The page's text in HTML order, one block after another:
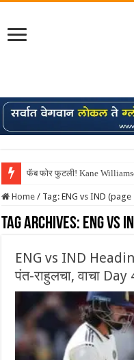
फॅब फोर फुटली! Kane
Shreyas Iyer कॅप्टन झाला! टी20
Home / Tag:ENG vs IND (page
Tag Archives: ENG vs
ENG vs IND
पंत-राहुलचा, वाचा Day